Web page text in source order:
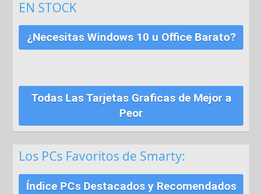
EN STOCK
¿Necesitas Windows 10 u Office Barato?
Todas Las Tarjetas Graficas de Mejor a
Peor
Los PCs Favoritos de Smarty:
Índice PCs Destacados y Recomendados